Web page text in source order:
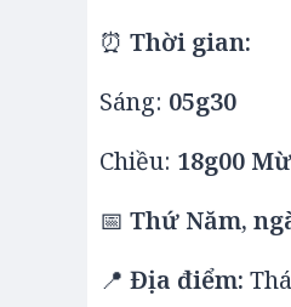
⏰ Thời gian:
Sáng: 05g30
Chiều: 18g00
📅 Thứ Năm,
📍 Địa điểm: